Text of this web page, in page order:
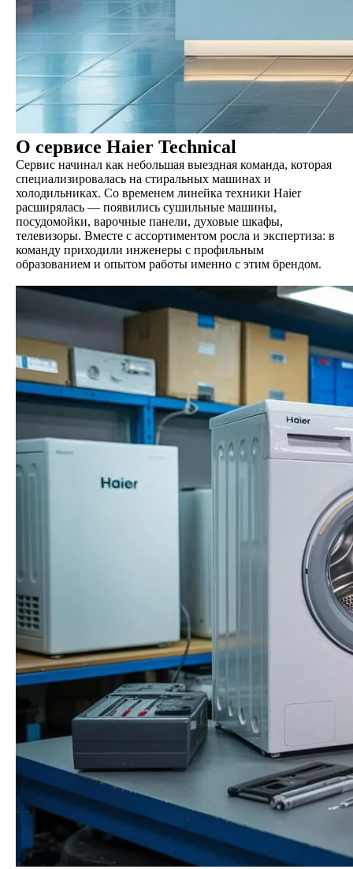
О сервисе Haier Technical
Сервис начинал как небольшая выездная команда, которая
специализировалась на стиральных машинах и
холодильниках. Со временем линейка техники Haier
расширялась — появились сушильные машины,
посудомойки, варочные панели, духовые шкафы,
телевизоры. Вместе с ассортиментом росла и экспертиза: в
команду приходили инженеры с профильным
образованием и опытом работы именно с этим брендом.